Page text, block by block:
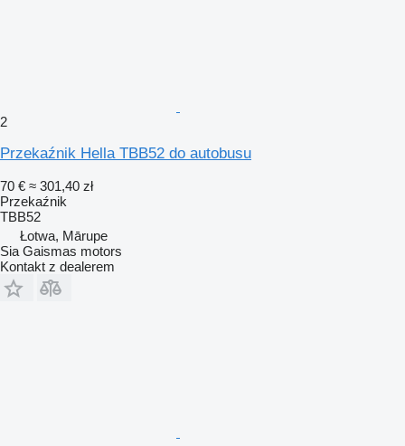
2
Przekaźnik Hella TBB52 do autobusu
70 € ≈ 301,40 zł
Przekaźnik
TBB52
Łotwa, Mārupe
Sia Gaismas motors
Kontakt z dealerem